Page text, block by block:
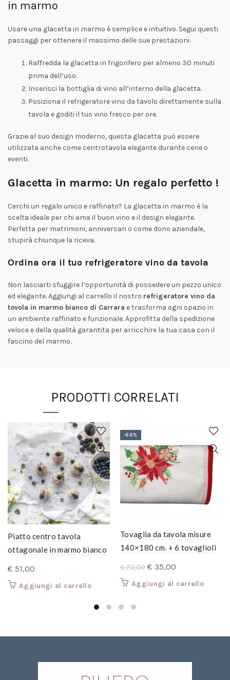
in marmo
Usare una glacetta in marmo è semplice e intuitivo. Segui questi
passaggi per ottenere il massimo delle sue prestazioni:
Raffredda la glacetta in frigorifero per almeno 30 minuti
prima dell’uso.
Inserisci la bottiglia di vino all’interno della glacetta.
Posiziona il refrigeratore vino da tavolo direttamente sulla
tavola e goditi il tuo vino fresco per ore.
Grazie al suo design moderno, questa glacetta può essere
utilizzata anche come centrotavola elegante durante cene o
eventi.
Glacetta in marmo: Un regalo perfetto !
Cerchi un regalo unico e raffinato? La glacetta in marmo è la
scelta ideale per chi ama il buon vino e il design elegante.
Perfetta per matrimoni, anniversari o come dono aziendale,
stupirà chiunque la riceva.
Ordina ora il tuo refrigeratore vino da tavola
Non lasciarti sfuggire l’opportunità di possedere un pezzo unico
ed elegante. Aggiungi al carrello il nostro refrigeratore vino da
tovola in marmo bianco di Carrara e trasforma ogni spazio in
un ambiente raffinato e funzionale. Approfitta della spedizione
veloce e della qualità garantita per arricchire la tua casa con il
fascino del marmo.
PRODOTTI CORRELATI
Piatto centro tavola
ottagonale in marmo bianco
€ 51,00
Aggiungi al carrello
-50%
Tovaglia da tavola misure
140×180 cm. + 6 tovaglioli
ricamo rosso
€70,00 Il
prezzo
€ 35,00
prezzo
Aggiungi al carrello